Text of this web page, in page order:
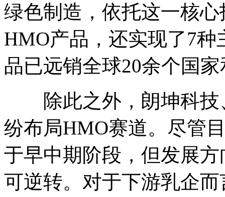
绿色制造，依托这一核
HMO产品，还实现了7
品已远销全球20余个国
除此之外，朗坤科技
纷布局HMO赛道。尽管
于早中期阶段，但发展
可逆转。对于下游乳企